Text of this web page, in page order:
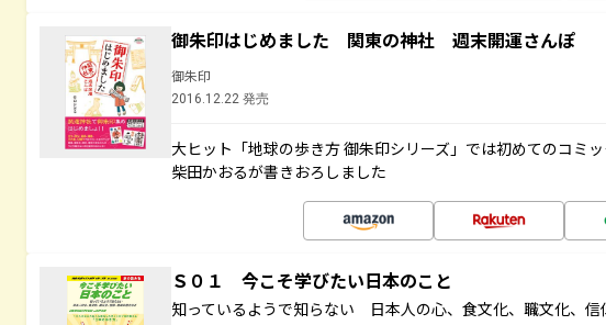
御朱印はじめました 関東の神社 週末開運さんぽ
御朱印
2016.12.22 発売
大ヒット「地球の歩き方 御朱印シリーズ」では初めてのコミ
柴田かおるが書きおろしました
Ｓ０１ 今こそ学びたい日本のこと
知っているようで知らない 日本人の心、食文化、職文化、信